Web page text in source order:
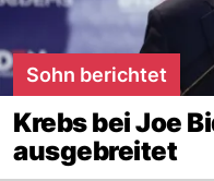
Sohn berichtet
Krebs bei Joe
ausgebreitet